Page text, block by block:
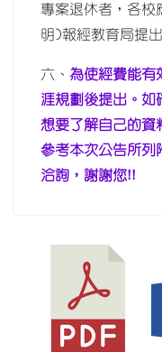
專案退休者，各
明)報經教育局提出
六、 為使經費能有
涯規劃後提出。
想要了解自己的資
參考本次公告所列
洽詢，謝謝您!!